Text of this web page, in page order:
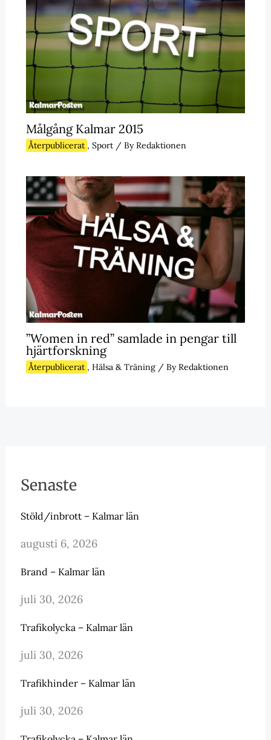
Målgång Kalmar 2015
Återpublicerat , Sport/ ByRedaktionen
”Women in red” samlade in pengar till
hjärtforskning
Återpublicerat , Hälsa & Träning/ ByRedaktionen
Senaste
Stöld/inbrott – Kalmar län
augusti 6, 2026
Brand – Kalmar län
juli 30, 2026
Trafikolycka – Kalmar län
juli 30, 2026
Trafikhinder – Kalmar län
juli 30, 2026